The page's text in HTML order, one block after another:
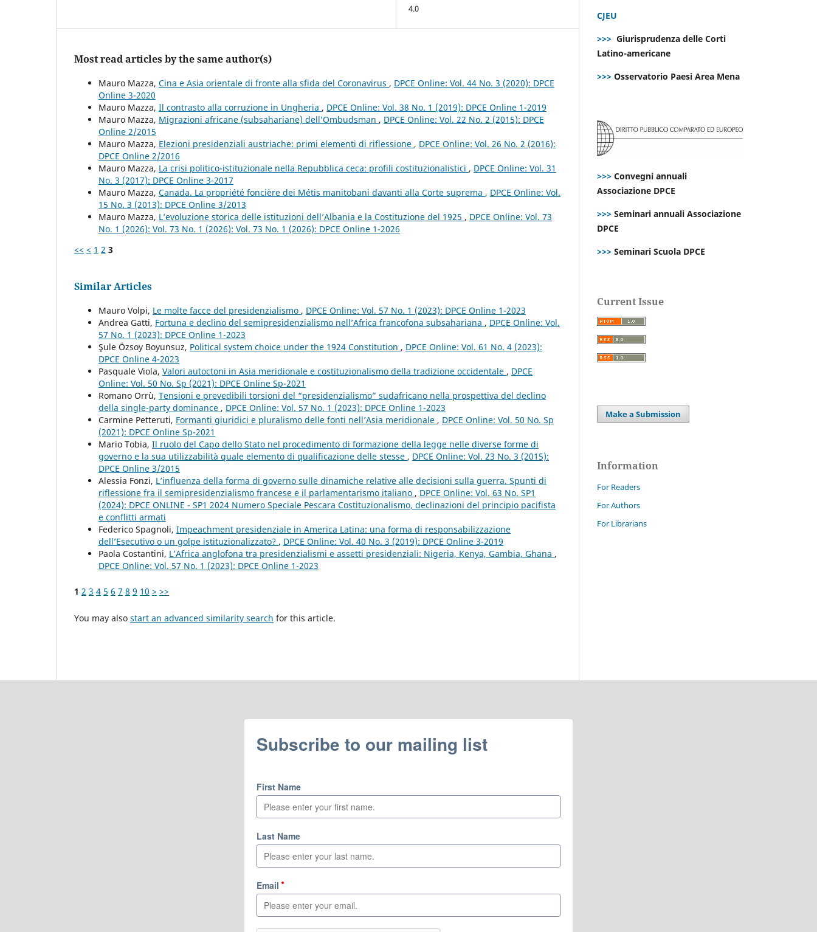
4.0
Most read articles by the same author(s)
Mauro Mazza, Cina e Asia orientale di fronte alla sfida del Coronavirus , DPCE Online: Vol. 44 No. 3 (2020): DPCE
Online 3-2020
Mauro Mazza, Il contrasto alla corruzione in Ungheria , DPCE Online: Vol. 38 No. 1 (2019): DPCE Online 1-2019
Mauro Mazza, Migrazioni africane (subsahariane) dell’Ombudsman , DPCE Online: Vol. 22 No. 2 (2015): DPCE
Online 2/2015
Mauro Mazza, Elezioni presidenziali austriache: primi elementi di riflessione , DPCE Online: Vol. 26 No. 2 (2016):
DPCE Online 2/2016
Mauro Mazza, La crisi politico-istituzionale nella Repubblica ceca: profili costituzionalistici , DPCE Online: Vol. 31
No. 3 (2017): DPCE Online 3-2017
Mauro Mazza, Canada. La propriété foncière dei Métis manitobani davanti alla Corte suprema , DPCE Online: Vol.
15 No. 3 (2013): DPCE Online 3/2013
Mauro Mazza, L’evoluzione storica delle istituzioni dell’Albania e la Costituzione del 1925 , DPCE Online: Vol. 73
No. 1 (2026): Vol. 73 No. 1 (2026): Vol. 73 No. 1 (2026): DPCE Online 1-2026
<< < 1 2 3
Similar Articles
Mauro Volpi, Le molte facce del presidenzialismo , DPCE Online: Vol. 57 No. 1 (2023): DPCE Online 1-2023
Andrea Gatti, Fortuna e declino del semipresidenzialismo nell’Africa francofona subsahariana , DPCE Online: Vol.
57 No. 1 (2023): DPCE Online 1-2023
Şule Özsoy Boyunsuz, Political system choice under the 1924 Constitution , DPCE Online: Vol. 61 No. 4 (2023):
DPCE Online 4-2023
Pasquale Viola, Valori autoctoni in Asia meridionale e costituzionalismo della tradizione occidentale , DPCE
Online: Vol. 50 No. Sp (2021): DPCE Online Sp-2021
Romano Orrù, Tensioni e prevedibili torsioni del “presidenzialismo” sudafricano nella prospettiva del declino
della single-party dominance , DPCE Online: Vol. 57 No. 1 (2023): DPCE Online 1-2023
Carmine Petteruti, Formanti giuridici e pluralismo delle fonti nell’Asia meridionale , DPCE Online: Vol. 50 No. Sp
(2021): DPCE Online Sp-2021
Mario Tobia, Il ruolo del Capo dello Stato nel procedimento di formazione della legge nelle diverse forme di
governo e la sua utilizzabilità quale elemento di qualificazione delle stesse , DPCE Online: Vol. 23 No. 3 (2015):
DPCE Online 3/2015
Alessia Fonzi, L’influenza della forma di governo sulle dinamiche relative alle decisioni sulla guerra. Spunti di
riflessione fra il semipresidenzialismo francese e il parlamentarismo italiano , DPCE Online: Vol. 63 No. SP1
(2024): DPCE ONLINE - SP1 2024 Numero Speciale Pescara Costituzionalismo, declinazioni del principio pacifista
e conflitti armati
Federico Spagnoli, Impeachment presidenziale in America Latina: una forma di responsabilizzazione
dell’Esecutivo o un golpe istituzionalizzato? , DPCE Online: Vol. 40 No. 3 (2019): DPCE Online 3-2019
Paola Costantini, L’Africa anglofona tra presidenzialismi e assetti presidenziali: Nigeria, Kenya, Gambia, Ghana ,
DPCE Online: Vol. 57 No. 1 (2023): DPCE Online 1-2023
1 2 3 4 5 6 7 8 9 10 > >>
You may also start an advanced similarity search for this article.
CJEU
>>> Giurisprudenza delle Corti
Latino-americane
>>> Osservatorio Paesi Area Mena
>>> Convegni annuali
Associazione DPCE
>>> Seminari annuali Associazione
DPCE
>>> Seminari Scuola DPCE
Current Issue
Make a Submission
Information
For Readers
For Authors
For Librarians